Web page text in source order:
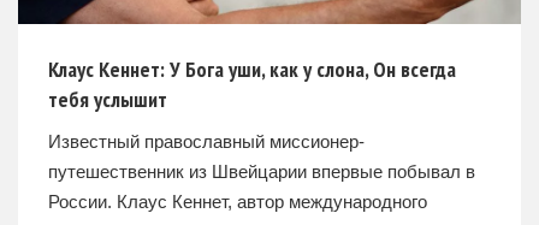
Клаус Кеннет: У Бога уши, как у слона, Он всегда
тебя услышит
Известный православный миссионер-
путешественник из Швейцарии впервые побывал в
России. Клаус Кеннет, автор международного